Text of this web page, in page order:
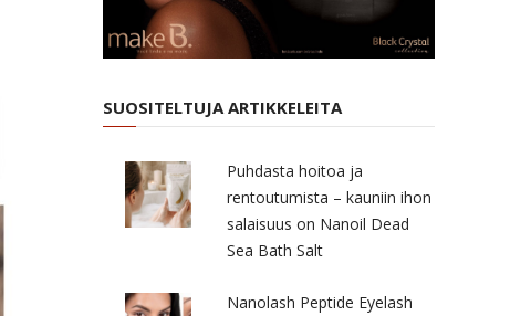
SUOSITELTUJA ARTIKKELEITA
Puhdasta hoitoa ja
rentoutumista – kauniin ihon
salaisuus on Nanoil Dead
Sea Bath Salt
Nanolash Peptide Eyelash